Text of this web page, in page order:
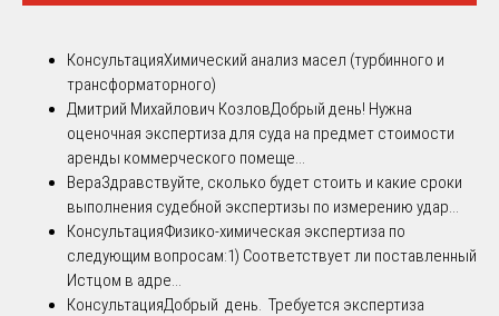
КонсультацияХимический анализ масел (турбинного и
трансформаторного)
Дмитрий Михайлович КозловДобрый день! Нужна
оценочная экспертиза для суда на предмет стоимости
аренды коммерческого помеще...
ВераЗдравствуйте, сколько будет стоить и какие сроки
выполнения судебной экспертизы по измерению удар...
КонсультацияФизико-химическая экспертиза по
следующим вопросам:1) Соответствует ли поставленный
Истцом в адре...
КонсультацияДобрый день. Требуется экспертиза